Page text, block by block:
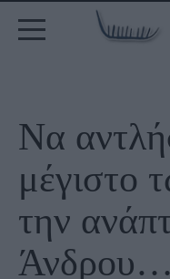
Να
μέγιστο
την
Άνδρου…